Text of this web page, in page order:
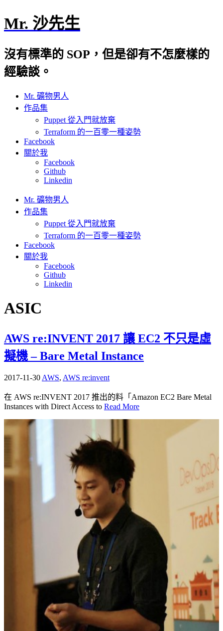
Mr. 沙先生
沒有標準的 SOP，但是卻有不怎麼樣的
經驗談。
Mr. 礦物男人
作品集
Puppet 從入門就放棄
Terraform 的一百零一種姿勢
Facebook
關於我
Facebook
Github
Linkedin
Mr. 礦物男人
作品集
Puppet 從入門就放棄
Terraform 的一百零一種姿勢
Facebook
關於我
Facebook
Github
Linkedin
ASIC
AWS re:INVENT 2017 讓 EC2 不只是虛
擬機 – Bare Metal Instance
2017-11-30 AWS, AWS re:invent
在 AWS re:INVENT 2017 推出的料「Amazon EC2 Bare Metal
Instances with Direct Access to Read More